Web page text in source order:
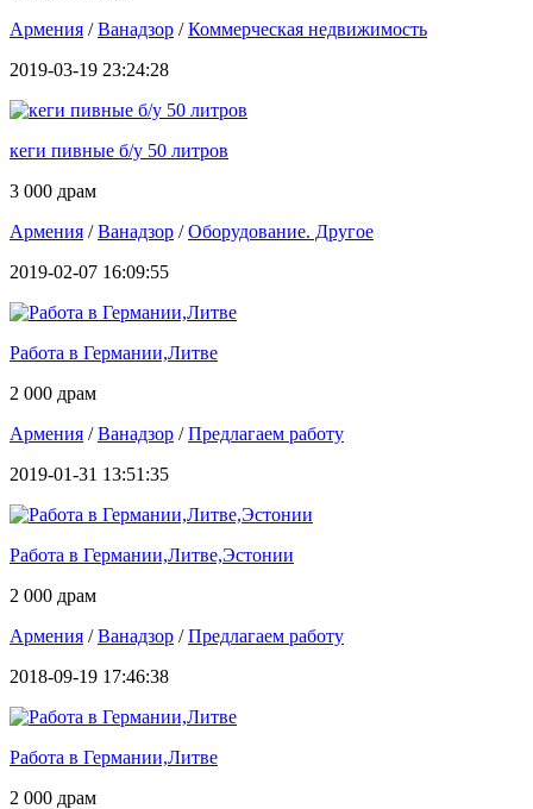
Армения /Ванадзор /Коммерческая недвижимость
2019-03-19 23:24:28
кеги пивные б/у 50 литров
3 000 драм
Армения /Ванадзор /Оборудование. Другое
2019-02-07 16:09:55
Работа в Германии,Литве
2 000 драм
Армения /Ванадзор /Предлагаем работу
2019-01-31 13:51:35
Работа в Германии,Литве,Эстонии
2 000 драм
Армения /Ванадзор /Предлагаем работу
2018-09-19 17:46:38
Работа в Германии,Литве
2 000 драм